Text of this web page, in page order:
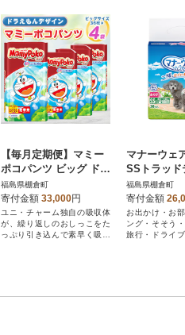
【毎月定期便】マミー
ポコパンツ ビッグ ドラ
えもん 36枚×4袋全2回
福島県棚倉町
寄付金額 33,000円
ユニ・チャーム独自の吸収体
が、繰り返しのおしっこをた
っぷり引き込んで素早く吸収
マナーウェ
SSトラッド
枚 4袋セット
福島県棚倉町
寄付金額
お出かけ・お
ング・そそう
旅行・ドライ